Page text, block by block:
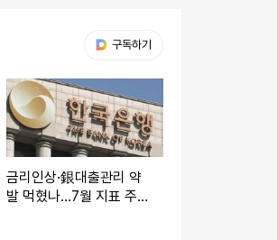
구독하기
금리인상·銀대출관리 약
발 먹혔나…7월 지표 주